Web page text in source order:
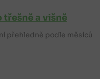
třešně a višně
přehledně podle měsíců